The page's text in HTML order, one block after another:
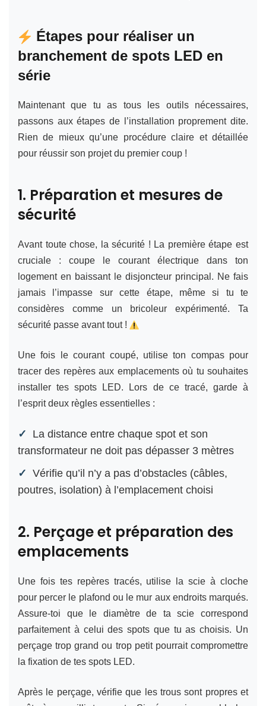
Étapes pour réaliser un
branchement de spots LED en
série
Maintenant que tu as tous les outils nécessaires,
passons aux étapes de l’installation proprement dite.
Rien de mieux qu’une procédure claire et détaillée
pour réussir son projet du premier coup !
1. Préparation et mesures de
sécurité
Avant toute chose, la sécurité ! La première étape est
cruciale : coupe le courant électrique dans ton
logement en baissant le disjoncteur principal. Ne fais
jamais l’impasse sur cette étape, même si tu te
considères comme un bricoleur expérimenté. Ta
sécurité passe avant tout !
Une fois le courant coupé, utilise ton compas pour
tracer des repères aux emplacements où tu souhaites
installer tes spots LED. Lors de ce tracé, garde à
l’esprit deux règles essentielles :
La distance entre chaque spot et son
transformateur ne doit pas dépasser 3 mètres
Vérifie qu’il n’y a pas d’obstacles (câbles,
poutres, isolation) à l’emplacement choisi
2. Perçage et préparation des
emplacements
Une fois tes repères tracés, utilise la scie à cloche
pour percer le plafond ou le mur aux endroits marqués.
Assure-toi que le diamètre de ta scie correspond
parfaitement à celui des spots que tu as choisis. Un
perçage trop grand ou trop petit pourrait compromettre
la fixation de tes spots LED.
Après le perçage, vérifie que les trous sont propres et